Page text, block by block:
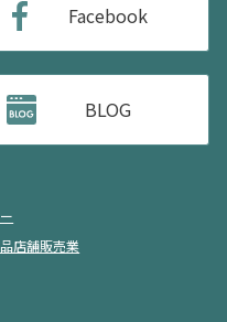
Facebook
BLOG
店舗販売業